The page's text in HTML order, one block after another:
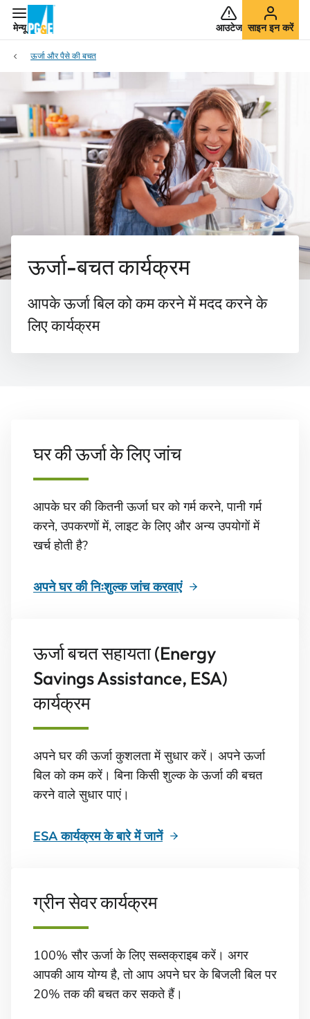
मेन्यू आउटेज साइन इन करें
ऊर्जा और पैसे की बचत
ऊर्जा-बचत कार्यक्रम
आपके ऊर्जा बिल को कम करने में मदद करने के
लिए कार्यक्रम
घर की ऊर्जा के लिए जांच
आपके घर की कितनी ऊर्जा घर को गर्म करने, पानी गर्म
करने, उपकरणों में, लाइट के लिए और अन्य उपयोगों में
खर्च होती है?
अपने घर की निःशुल्क जांच करवाएं
ऊर्जा बचत सहायता (Energy
Savings Assistance, ESA)
कार्यक्रम
अपने घर की ऊर्जा कुशलता में सुधार करें। अपने ऊर्जा
बिल को कम करें। बिना किसी शुल्क के ऊर्जा की बचत
करने वाले सुधार पाएं।
ESA कार्यक्रम के बारे में जानें
ग्रीन सेवर कार्यक्रम
100% सौर ऊर्जा के लिए सब्सक्राइब करें। अगर
आपकी आय योग्य है, तो आप अपने घर के बिजली बिल पर
20% तक की बचत कर सकते हैं।